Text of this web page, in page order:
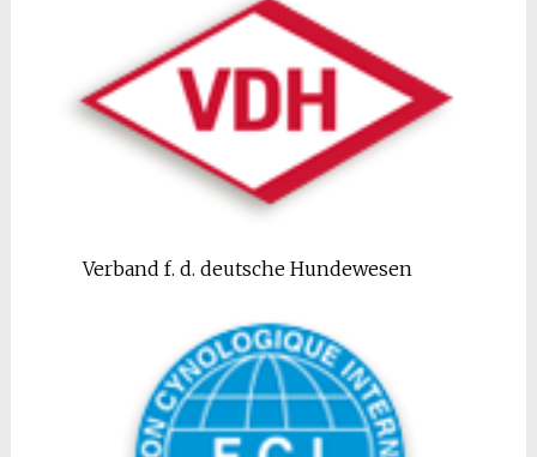
Verband f. d. deutsche Hundewesen